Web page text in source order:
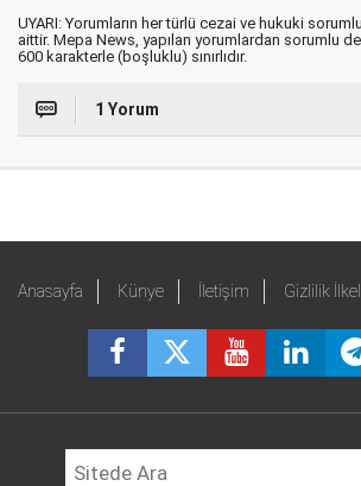
UYARI: Yorumların her türlü cezai ve hukuki
aittir. Mepa News, yapılan yorumlardan sorumlu
600 karakterle (boşluklu) sınırlıdır.
1 Yorum
Anasayfa Künye İletişim Gizlilik